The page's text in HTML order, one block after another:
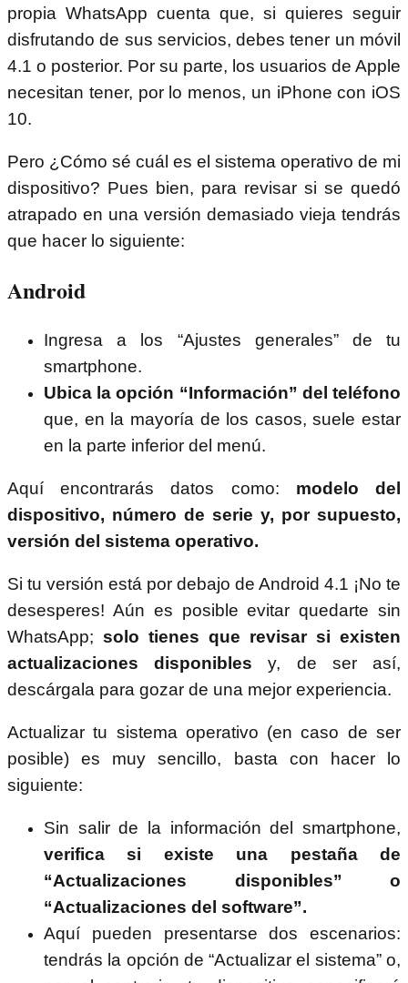
propia WhatsApp cuenta que, si quieres seguir
disfrutando de sus servicios, debes tener un móvil
4.1 o posterior. Por su parte, los usuarios de Apple
necesitan tener, por lo menos, un iPhone con iOS
10.
Pero ¿Cómo sé cuál es el sistema operativo de mi
dispositivo? Pues bien, para revisar si se quedó
atrapado en una versión demasiado vieja tendrás
que hacer lo siguiente:
Android
Ingresa a los “Ajustes generales” de tu
smartphone.
Ubica la opción “Información” del teléfono
que, en la mayoría de los casos, suele estar
en la parte inferior del menú.
Aquí encontrarás datos como: modelo del
dispositivo, número de serie y, por supuesto,
versión del sistema operativo.
Si tu versión está por debajo de Android 4.1 ¡No te
desesperes! Aún es posible evitar quedarte sin
WhatsApp; solo tienes que revisar si existen
actualizaciones disponibles y, de ser así,
descárgala para gozar de una mejor experiencia.
Actualizar tu sistema operativo (en caso de ser
posible) es muy sencillo, basta con hacer lo
siguiente:
Sin salir de la información del smartphone,
verifica si existe una pestaña de
“Actualizaciones disponibles” o
“Actualizaciones del software”.
Aquí pueden presentarse dos escenarios:
tendrás la opción de “Actualizar el sistema” o,